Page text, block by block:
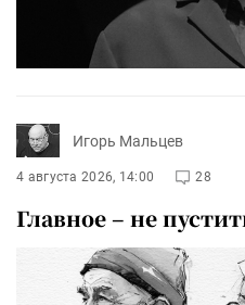
Игорь Мальцев
4 августа 2026, 14:00 28
Главное – не